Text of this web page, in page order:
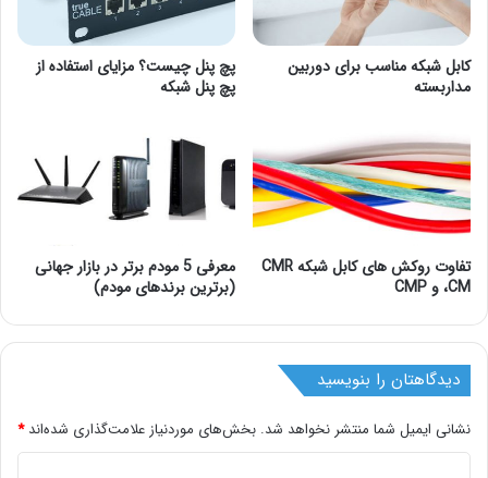
کابل شبکه مناسب برای دوربین
مداربسته
پچ پنل چیست؟ مزایای استفاده از
پچ پنل شبکه
تفاوت روکش های کابل شبکه CMR
،CM و CMP
معرفی 5 مودم برتر در بازار جهانی
(برترین برندهای مودم)
دیدگاهتان را بنویسید
نشانی ایمیل شما منتشر نخواهد شد. بخش‌های موردنیاز علامت‌گذاری شده‌اند*